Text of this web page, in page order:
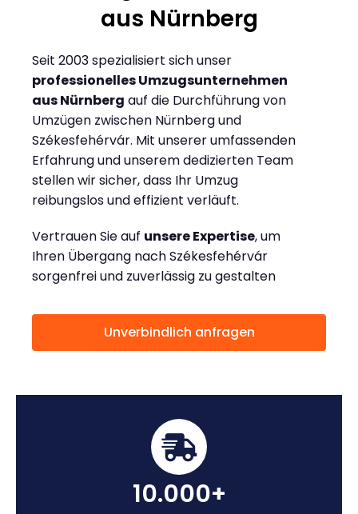
aus Nürnberg
Seit 2003 spezialisiert sich unser
professionelles Umzugsunternehmen
aus Nürnberg auf die Durchführung von
Umzügen zwischen Nürnberg und
Székesfehérvár. Mit unserer umfassenden
Erfahrung und unserem dedizierten Team
stellen wir sicher, dass Ihr Umzug
reibungslos und effizient verläuft.
Vertrauen Sie auf unsere Expertise, um
Ihren Übergang nach Székesfehérvár
sorgenfrei und zuverlässig zu gestalten
Unverbindlich anfragen
10.000+